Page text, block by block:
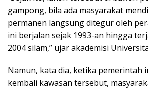
gampong, bila ada masyarakat
permanen langsung ditegur oleh
ini berjalan sejak 1993-an hingga
2004 silam,” ujar akademisi
Namun, kata dia, ketika pemerintah
kembali kawasan tersebut,